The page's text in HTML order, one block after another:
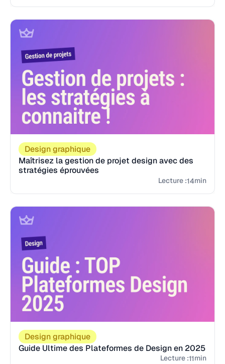
Design graphique
Maîtrisez la gestion de projet design avec des
stratégies éprouvées
Lecture :14min
Design graphique
Guide Ultime des Plateformes de Design en 2025
Lecture :11min